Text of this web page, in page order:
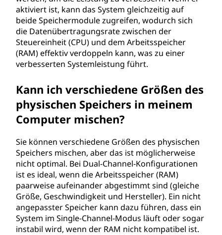
aktiviert ist, kann das System gleichzeitig auf
beide Speichermodule zugreifen, wodurch sich
die Datenübertragungsrate zwischen der
Steuereinheit (CPU) und dem Arbeitsspeicher
(RAM) effektiv verdoppeln kann, was zu einer
verbesserten Systemleistung führt.
Kann ich verschiedene Größen des
physischen Speichers in meinem
Computer mischen?
Sie können verschiedene Größen des physischen
Speichers mischen, aber das ist möglicherweise
nicht optimal. Bei Dual-Channel-Konfigurationen
ist es ideal, wenn die Arbeitsspeicher (RAM)
paarweise aufeinander abgestimmt sind (gleiche
Größe, Geschwindigkeit und Hersteller). Ein nicht
angepasster Speicher kann dazu führen, dass ein
System im Single-Channel-Modus läuft oder sogar
instabil wird, wenn der RAM nicht kompatibel ist.